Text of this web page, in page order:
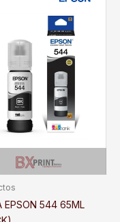
EPSON 544 65ML